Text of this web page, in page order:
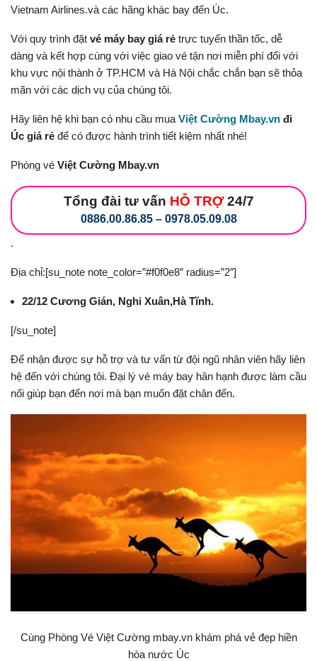
Vietnam Airlines.và các hãng khác bay đến Úc.
Với quy trình đặt vé máy bay giá rẻ trực tuyến thần tốc, dễ
dàng và kết hợp cùng với việc giao vé tận nơi miễn phí đối với
khu vực nội thành ở TP.HCM và Hà Nội chắc chắn bạn sẽ thỏa
mãn với các dịch vụ của chúng tôi.
Hãy liên hệ khi bạn có nhu cầu mua Việt Cường Mbay.vn đi
Úc giá rẻ để có được hành trình tiết kiệm nhất nhé!
Phòng vé Việt Cường Mbay.vn
Tổng đài tư vấn HỖ TRỢ24/7
0886.00.86.85 – 0978.05.09.08
.
Địa chỉ:[su_note note_color=”#f0f0e8″ radius=”2″]
22/12 Cương Gián, Nghi Xuân,Hà Tĩnh.
[/su_note]
Để nhận được sự hỗ trợ và tư vấn từ đội ngũ nhân viên hãy liên
hệ đến với chúng tôi. Đại lý vé máy bay hân hạnh được làm cầu
nối giúp bạn đến nơi mà bạn muốn đặt chân đến.
Cùng Phòng Vé Việt Cường mbay.vn khám phá vẻ đẹp hiền
hòa nước Úc